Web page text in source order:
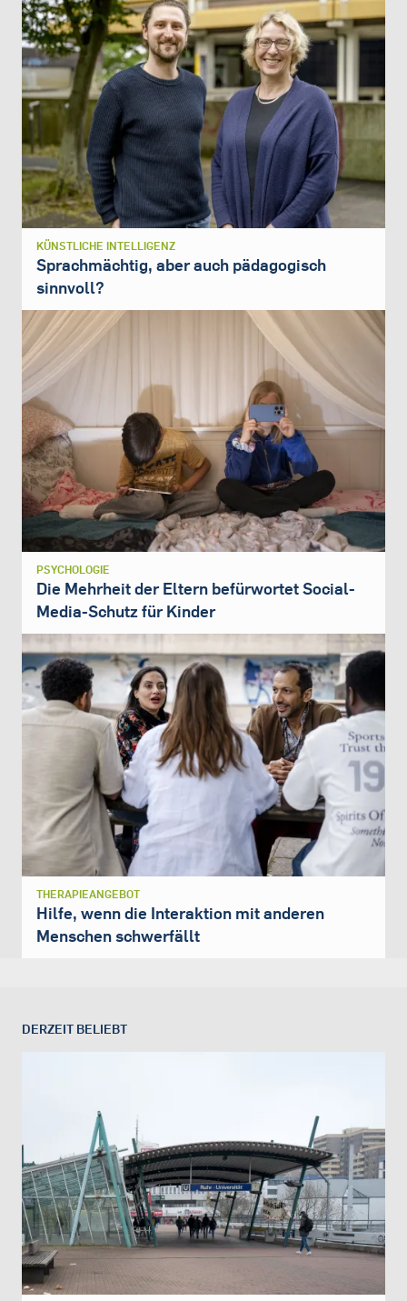
KÜNSTLICHE INTELLIGENZ
Sprachmächtig, aber auch pädagogisch
sinnvoll?
PSYCHOLOGIE
Die Mehrheit der Eltern befürwortet Social-
Media-Schutz für Kinder
THERAPIEANGEBOT
Hilfe, wenn die Interaktion mit anderen
Menschen schwerfällt
DERZEIT BELIEBT